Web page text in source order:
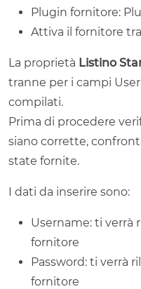
Plugin fornitore:
Attiva il fornitore
La proprietà Listino
tranne per i campi
compilati.
Prima di procedere
siano corrette,
state fornite.
I dati da inserire sono:
Username: ti verrà
fornitore
Password: ti verrà
fornitore